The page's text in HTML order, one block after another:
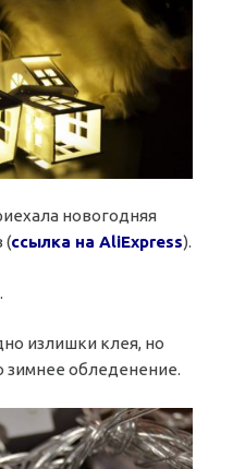
новогодняя
(ссылка на AliExpress).
излишки клея, но
зимнее обледенение.